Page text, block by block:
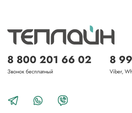
8 800 201 66 02
Звонок бесплатный
8
Viber,